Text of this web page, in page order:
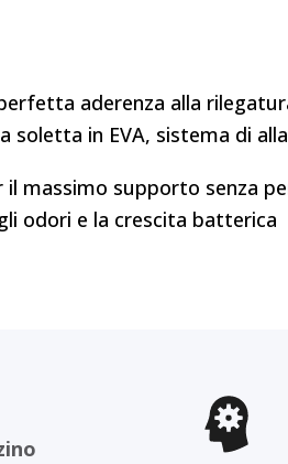
aderenza alla
soletta in EVA, sistema di
massimo supporto senza
odori e la crescita batterica